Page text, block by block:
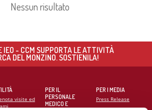
Nessun risultato
IEO - CCM SUPPORTA LE ATTIVITÀ
DEL MONZINO. SOSTIENILA!
visite ed
PER IL
PERSONALE
MEDICO E
PER I MEDIA
Press Release